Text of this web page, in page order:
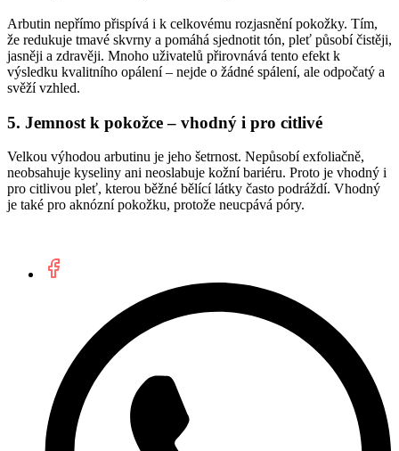
Arbutin nepřímo přispívá i k celkovému rozjasnění pokožky. Tím,
že redukuje tmavé skvrny a pomáhá sjednotit tón, pleť působí čistěji,
jasněji a zdravěji. Mnoho uživatelů přirovnává tento efekt k
výsledku kvalitního opálení – nejde o žádné spálení, ale odpočatý a
svěží vzhled.
5. Jemnost k pokožce – vhodný i pro citlivé
Velkou výhodou arbutinu je jeho šetrnost. Nepůsobí exfoliačně,
neobsahuje kyseliny ani neoslabuje kožní bariéru. Proto je vhodný i
pro citlivou pleť, kterou běžné bělící látky často podráždí. Vhodný
je také pro aknózní pokožku, protože neucpává póry.